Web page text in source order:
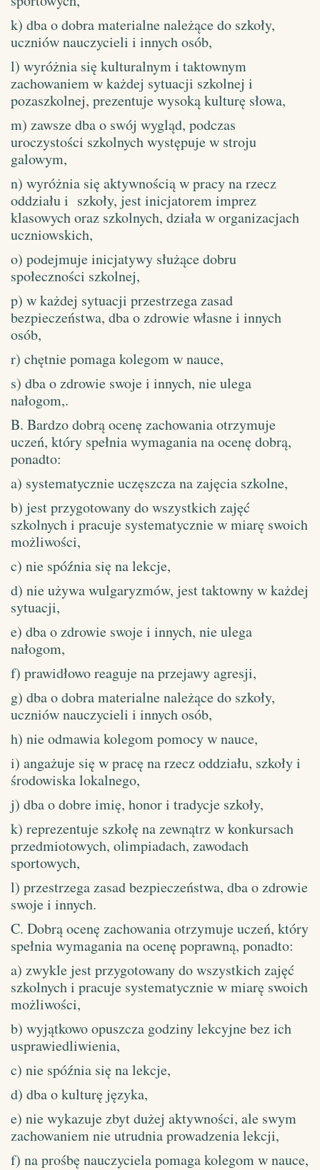
k) dba o dobra materialne należące do szkoły,
uczniów nauczycieli i innych osób,
l) wyróżnia się kulturalnym i taktownym
zachowaniem w każdej sytuacji szkolnej i
pozaszkolnej, prezentuje wysoką kulturę słowa,
m) zawsze dba o swój wygląd, podczas
uroczystości szkolnych występuje w stroju
galowym,
n) wyróżnia się aktywnością w pracy na rzecz
oddziału i szkoły, jest inicjatorem imprez
klasowych oraz szkolnych, działa w organizacjach
uczniowskich,
o) podejmuje inicjatywy służące dobru
społeczności szkolnej,
p) w każdej sytuacji przestrzega zasad
bezpieczeństwa, dba o zdrowie własne i innych
osób,
r) chętnie pomaga kolegom w nauce,
s) dba o zdrowie swoje i innych, nie ulega
nałogom,.
B. Bardzo dobrą ocenę zachowania otrzymuje
uczeń, który spełnia wymagania na ocenę dobrą,
ponadto:
a) systematycznie uczęszcza na zajęcia szkolne,
b) jest przygotowany do wszystkich zajęć
szkolnych i pracuje systematycznie w miarę swoich
możliwości,
c) nie spóźnia się na lekcje,
d) nie używa wulgaryzmów, jest taktowny w każdej
sytuacji,
e) dba o zdrowie swoje i innych, nie ulega
nałogom,
f) prawidłowo reaguje na przejawy agresji,
g) dba o dobra materialne należące do szkoły,
uczniów nauczycieli i innych osób,
h) nie odmawia kolegom pomocy w nauce,
i) angażuje się w pracę na rzecz oddziału, szkoły i
środowiska lokalnego,
j) dba o dobre imię, honor i tradycje szkoły,
k) reprezentuje szkołę na zewnątrz w konkursach
przedmiotowych, olimpiadach, zawodach
sportowych,
l) przestrzega zasad bezpieczeństwa, dba o zdrowie
swoje i innych.
C. Dobrą ocenę zachowania otrzymuje uczeń, który
spełnia wymagania na ocenę poprawną, ponadto:
a) zwykle jest przygotowany do wszystkich zajęć
szkolnych i pracuje systematycznie w miarę swoich
możliwości,
b) wyjątkowo opuszcza godziny lekcyjne bez ich
usprawiedliwienia,
c) nie spóźnia się na lekcje,
d) dba o kulturę języka,
e) nie wykazuje zbyt dużej aktywności, ale swym
zachowaniem nie utrudnia prowadzenia lekcji,
f) na prośbę nauczyciela pomaga kolegom w nauce,